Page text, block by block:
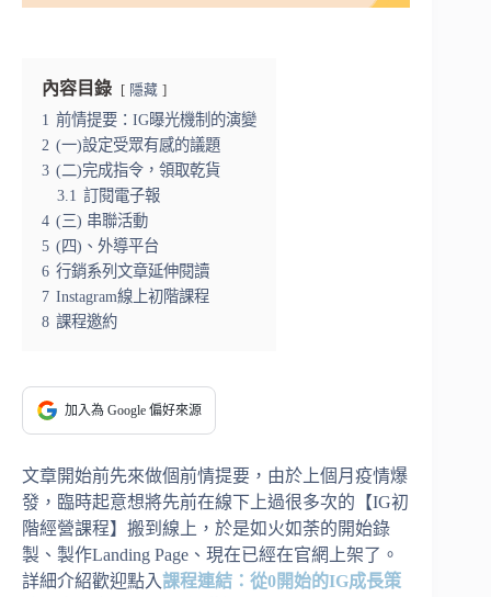
內容目錄 隱藏
1 前情提要：IG曝光機制的演變
2 (一)設定受眾有感的議題
3 (二)完成指令，領取乾貨
3.1 訂閱電子報
4 (三) 串聯活動
5 (四)、外導平台
6 行銷系列文章延伸閱讀
7 Instagram線上初階課程
8 課程邀約
加入為 Google 偏好來源
文章開始前先來做個前情提要，由於上個月疫情爆
發，臨時起意想將先前在線下上過很多次的【IG初
階經營課程】搬到線上，於是如火如荼的開始錄
製、製作Landing Page、現在已經在官網上架了。
詳細介紹歡迎點入課程連結：從0開始的IG成長策